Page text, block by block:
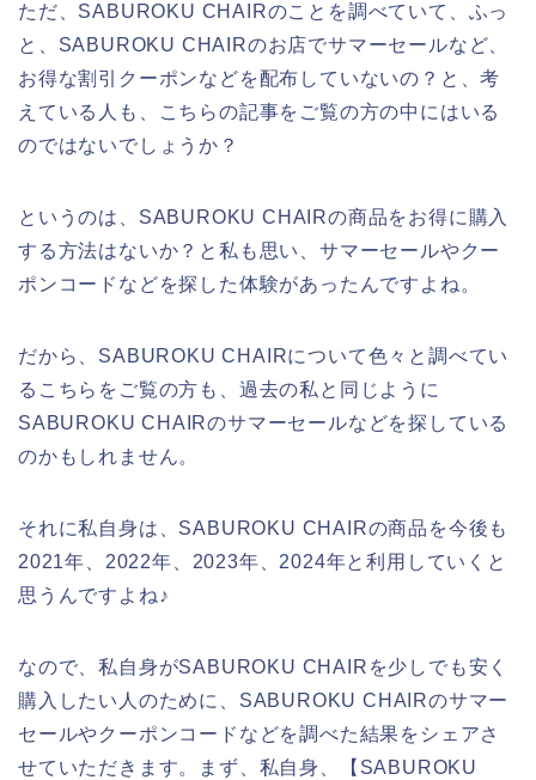
ただ、SABUROKU CHAIRのことを調べていて、ふっ
と、SABUROKU CHAIRのお店でサマーセールなど、
お得な割引クーポンなどを配布していないの？と、考
えている人も、こちらの記事をご覧の方の中にはいる
のではないでしょうか？
というのは、SABUROKU CHAIRの商品をお得に購入
する方法はないか？と私も思い、サマーセールやクー
ポンコードなどを探した体験があったんですよね。
だから、SABUROKU CHAIRについて色々と調べてい
るこちらをご覧の方も、過去の私と同じように
SABUROKU CHAIRのサマーセールなどを探している
のかもしれません。
それに私自身は、SABUROKU CHAIRの商品を今後も
2021年、2022年、2023年、2024年と利用していくと
思うんですよね♪
なので、私自身がSABUROKU CHAIRを少しでも安く
購入したい人のために、SABUROKU CHAIRのサマー
セールやクーポンコードなどを調べた結果をシェアさ
せていただきます。まず、私自身、【SABUROKU